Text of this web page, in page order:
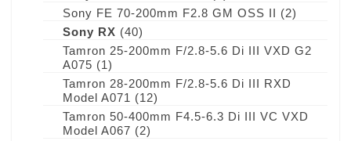
Sony FE 70-200mm F2.8 GM OSS II (2)
Sony RX (40)
Tamron 25-200mm F/2.8-5.6 Di III VXD G2
A075 (1)
Tamron 28-200mm F/2.8-5.6 Di III RXD
Model A071 (12)
Tamron 50-400mm F4.5-6.3 Di III VC VXD
Model A067 (2)